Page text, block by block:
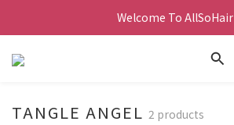
Welcome To AllSoHair
TANGLE ANGEL 2 products